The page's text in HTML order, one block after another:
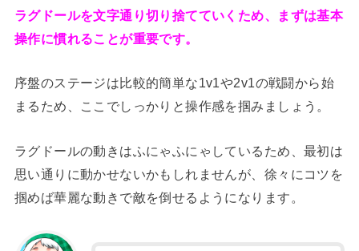
ラグドールを文字通り切り捨てていくため、まずは基本
操作に慣れることが重要です。
序盤のステージは比較的簡単な1v1や2v1の戦闘から始
まるため、ここでしっかりと操作感を掴みましょう。
ラグドールの動きはふにゃふにゃしているため、最初は
思い通りに動かせないかもしれませんが、徐々にコツを
掴めば華麗な動きで敵を倒せるようになります。